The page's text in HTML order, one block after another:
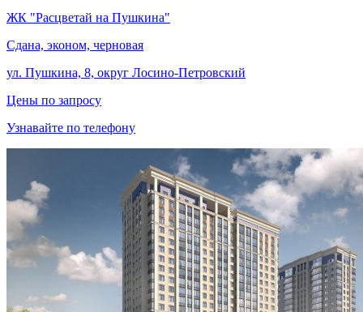
ЖК "Расцветай на Пушкина"
Сдана, эконом, черновая
ул. Пушкина, 8, округ Лосино-Петровский
Цены по запросу
Узнавайте по телефону